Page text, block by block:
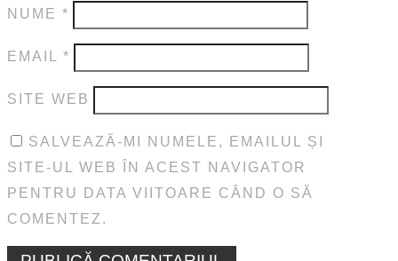
NUME *
EMAIL *
SITE WEB
SALVEAZĂ-MI NUMELE, EMAILUL ȘI
SITE-UL WEB ÎN ACEST NAVIGATOR
PENTRU DATA VIITOARE CÂND O SĂ
COMENTEZ.